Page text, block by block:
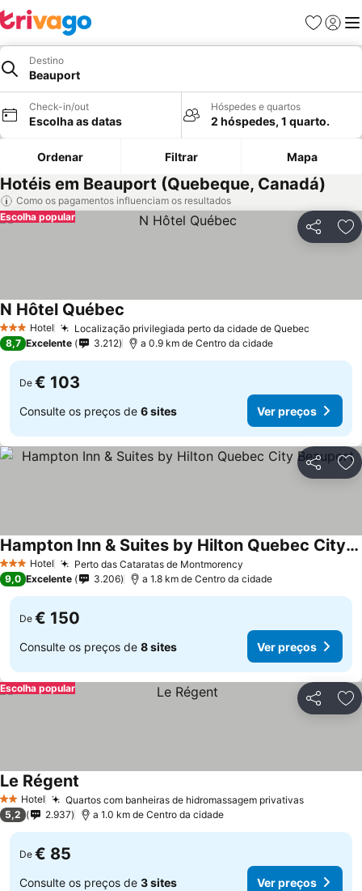
Favoritos
Iniciar
Destino
Beauport
Check-in/out
Escolha as datas
Hóspedes e quartos
2 hóspedes, 1 quarto.
Ordenar Filtrar Mapa
Hotéis em Beauport (Quebeque, Canadá)
Como os pagamentos influenciam os resultados
Partilhar
Escolha popular
3 EstrelasHotel Localização privilegiada perto da cidade de Quebec
N Hôtel Québec
8,7 Excelente 3.212 a 0.9 km de Centro da cidade
De € 103
Consulte os preços de 6 sites Ver preços
Partilhar
3 EstrelasHotel Perto das Cataratas de Montmorency
Hampton Inn & Suites by Hilton Quebec City Beauport
9,0 Excelente 3.206 a 1.8 km de Centro da cidade
De € 150
Consulte os preços de 8 sites Ver preços
Partilhar
Escolha popular
2 Estrelas
Hotel Quartos com banheiras de hidromassagem privativas
Le Régent
5,2 2.937 a 1.0 km de Centro da cidade
De € 85
Consulte os preços de 3 sites Ver preços